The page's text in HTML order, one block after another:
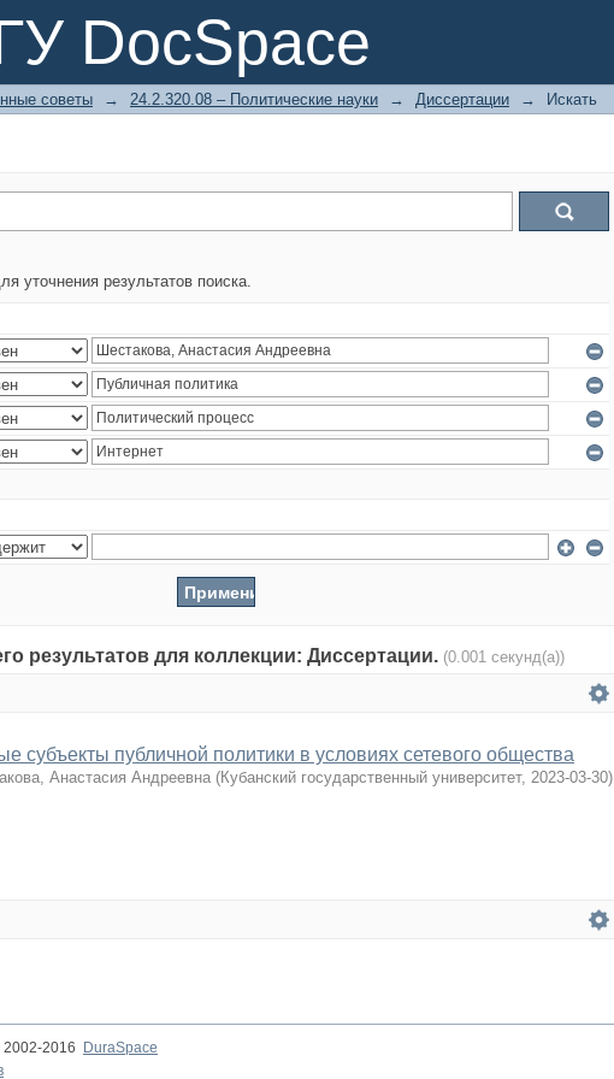
DocSpace
советы → 24.2.320.08 – Политические науки → Диссертации → Искать
уточнения результатов поиска.
результатов для коллекции: Диссертации. (0.001 секунд(а))
субъекты публичной политики в условиях сетевого общества
Анастасия Андреевна (Кубанский государственный университет, 2023-03-30)
2016 DuraSpace